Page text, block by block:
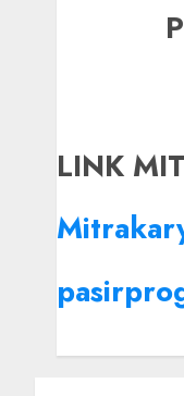
LINK